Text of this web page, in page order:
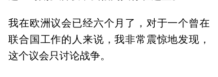
我在欧洲议会已经六个月了，对于一个曾在
联合国工作的人来说，我非常震惊地发现，
这个议会只讨论战争。